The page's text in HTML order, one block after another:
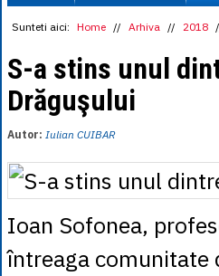
Sunteti aici: Home // Arhiva // 2018
S-a stins unul
Drăguşului
Autor: Iulian CUIBAR
Ioan Sofonea,
întreaga comunitate